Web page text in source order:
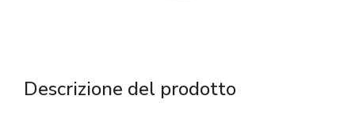
Descrizione del prodotto